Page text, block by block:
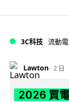
3C科技 流動
Lawton 2 日
2026 買